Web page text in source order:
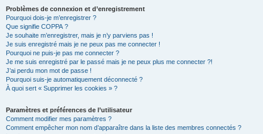
Problèmes de connexion et d’enregistrement
Pourquoi dois-je m’enregistrer ?
Que signifie COPPA ?
Je souhaite m’enregistrer, mais je n’y parviens pas !
Je suis enregistré mais je ne peux pas me connecter !
Pourquoi ne puis-je pas me connecter ?
Je me suis enregistré par le passé mais je ne peux plus me connecter ?!
J’ai perdu mon mot de passe !
Pourquoi suis-je automatiquement déconnecté ?
À quoi sert « Supprimer les cookies » ?
Paramètres et préférences de l’utilisateur
Comment modifier mes paramètres ?
Comment empêcher mon nom d’apparaître dans la liste des membres connectés ?